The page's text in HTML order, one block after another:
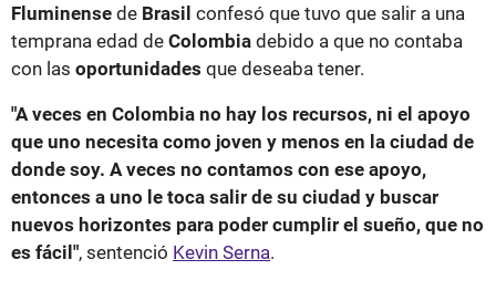
Fluminense de Brasil confesó que tuvo que salir a una
temprana edad de Colombia debido a que no contaba
con las oportunidades que deseaba tener.
"A veces en Colombia no hay los recursos, ni el apoyo
que uno necesita como joven y menos en la ciudad de
donde soy. A veces no contamos con ese apoyo,
entonces a uno le toca salir de su ciudad y buscar
nuevos horizontes para poder cumplir el sueño, que no
es fácil", sentenció Kevin Serna.